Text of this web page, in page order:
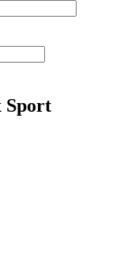
Sport